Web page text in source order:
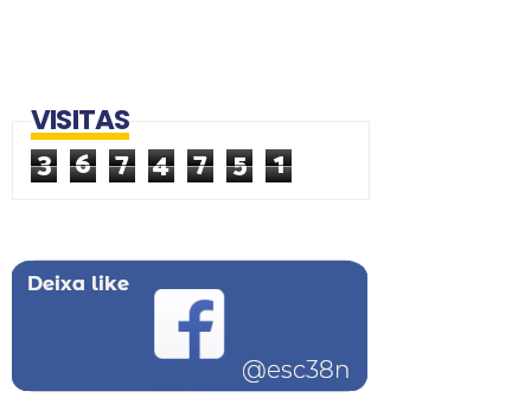
VISITAS
3 6 7 4 7 5 1